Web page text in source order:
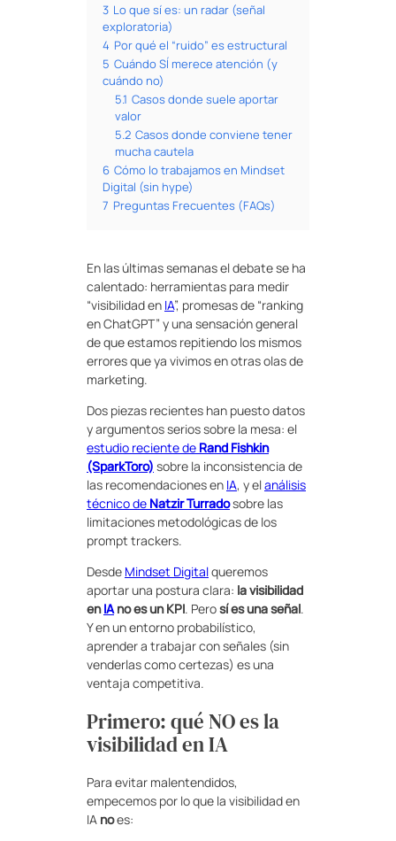
3 Lo que sí es: un radar (señal
exploratoria)
4 Por qué el “ruido” es estructural
5 Cuándo SÍ merece atención (y
cuándo no)
5.1 Casos donde suele aportar
valor
5.2 Casos donde conviene tener
mucha cautela
6 Cómo lo trabajamos en Mindset
Digital (sin hype)
7 Preguntas Frecuentes (FAQs)
En las últimas semanas el debate se ha
calentado: herramientas para medir
“visibilidad en IA”, promesas de “ranking
en ChatGPT” y una sensación general
de que estamos repitiendo los mismos
errores que ya vivimos en otras olas de
marketing.
Dos piezas recientes han puesto datos
y argumentos serios sobre la mesa: el
estudio reciente de Rand Fishkin
(SparkToro) sobre la inconsistencia de
las recomendaciones en IA, y elanálisis
técnico de Natzir Turradosobre las
limitaciones metodológicas de los
prompt trackers.
Desde Mindset Digitalqueremos
aportar una postura clara: la visibilidad
enIAno es un KPI. Perosí es una señal.
Y en un entorno probabilístico,
aprender a trabajar con señales (sin
venderlas como certezas) es una
ventaja competitiva.
Primero: qué NO es la
visibilidad en IA
Para evitar malentendidos,
empecemos por lo que la visibilidad en
IA noes: